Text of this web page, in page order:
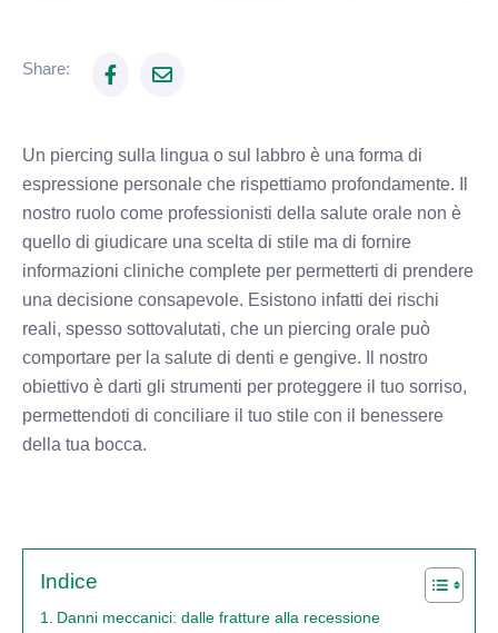
Share:
Un piercing sulla lingua o sul labbro è una forma di
espressione personale che rispettiamo profondamente. Il
nostro ruolo come professionisti della salute orale non è
quello di giudicare una scelta di stile ma di fornire
informazioni cliniche complete per permetterti di prendere
una decisione consapevole. Esistono infatti dei rischi
reali, spesso sottovalutati, che un piercing orale può
comportare per la salute di denti e gengive. Il nostro
obiettivo è darti gli strumenti per proteggere il tuo sorriso,
permettendoti di conciliare il tuo stile con il benessere
della tua bocca.
Indice
Danni meccanici: dalle fratture alla recessione